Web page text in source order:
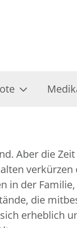
Aber die
in der
die
erheblich